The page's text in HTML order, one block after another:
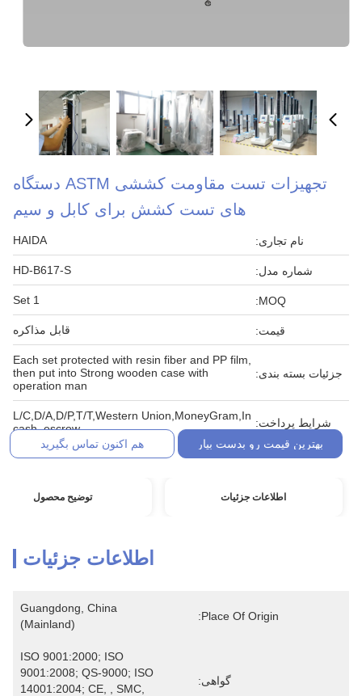
تجهیزات تست مقاومت کششی ASTM دستگاه
های تست کشش برای کابل و سیم
نام تجاری: HAIDA
شماره مدل: HD-B617-S
MOQ:
1 Set
قیمت: قابل مذاکره
جزئیات بسته بندی:
Each set protected with resin fiber and PP film,
then put into Strong wooden case with
operation man
شرایط پرداخت:
L/C,D/A,D/P,T/T,Western Union,MoneyGram,In
cash, escrow
بهترین قیمت رو بدست بیار
هم اکنون تماس بگیرید
اطلاعات جزئیات توضیح محصول
اطلاعات جزئیات
Place Of Origin:
Guangdong, China
(Mainland)
گواهی:
ISO 9001:2000; ISO
9001:2008; QS-9000; ISO
14001:2004; CE, , SMC,